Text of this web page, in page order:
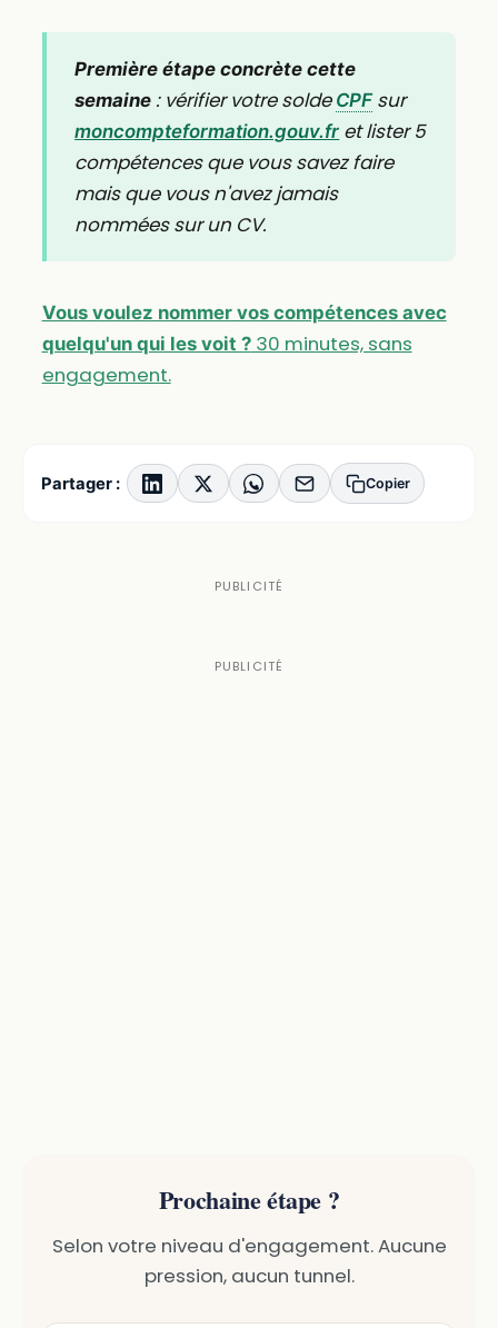
Première étape concrète cette
semaine : vérifier votre solde CPFsur
moncompteformation.gouv.fr et lister 5
compétences que vous savez faire
mais que vous n'avez jamais
nommées sur un CV.
Vous voulez nommer vos compétences avec
quelqu'un qui les voit ?30 minutes, sans
engagement.
Partager : Copier
Prochaine étape ?
Selon votre niveau d'engagement. Aucune
pression, aucun tunnel.